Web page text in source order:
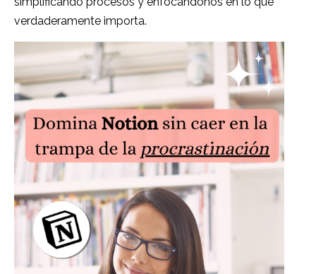
verdaderamente importa.